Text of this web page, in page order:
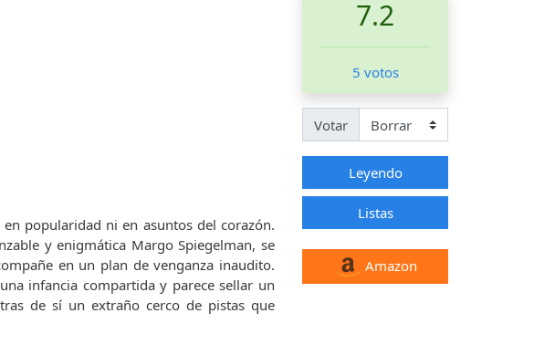
popularidad ni en asuntos del corazón.
y enigmática Margo Spiegelman, se
en un plan de venganza inaudito.
infancia compartida y parece sellar un
de sí un extraño cerco de pistas que
7.2
5 votos
Votar
Leyendo
Listas
Amazon